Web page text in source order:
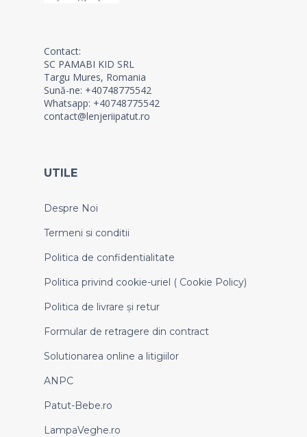
Contact:
SC PAMABI KID SRL
Targu Mures, Romania
Sună-ne: +40748775542
Whatsapp: +40748775542
contact@lenjeriipatut.ro
UTILE
Despre Noi
Termeni si conditii
Politica de confidentialitate
Politica privind cookie-uriel ( Cookie Policy)
Politica de livrare și retur
Formular de retragere din contract
Solutionarea online a litigiilor
ANPC
Patut-Bebe.ro
LampaVeghe.ro